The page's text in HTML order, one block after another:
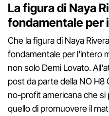
La figura di Naya
fondamentale per
Che la figura di Naya
fondamentale per l'intero
non solo Demi Lovato.
post da parte della NO H8
no-profit americana che
quello di promuovere il